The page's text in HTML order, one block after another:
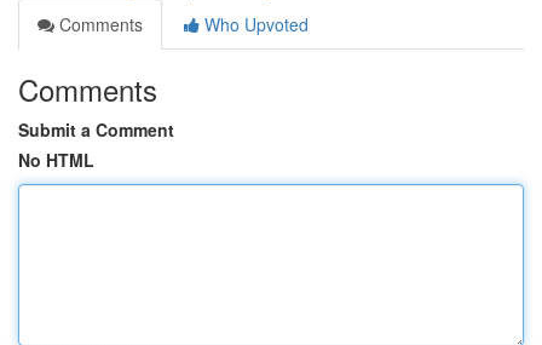
Comments
Who Upvoted
Comments
Submit a Comment
No HTML